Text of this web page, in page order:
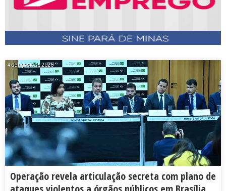
4 de agosto de 2026
Operação revela articulação secreta com plano de